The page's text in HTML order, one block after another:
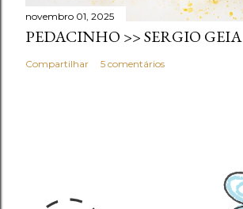
novembro 01, 2025
PEDACINHO >> SERGIO GEIA
Compartilhar 5 comentários